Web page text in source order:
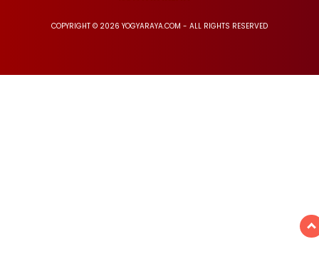
COPYRIGHT © 2026 YOGYARAYA.COM - ALL RIGHTS RESERVED